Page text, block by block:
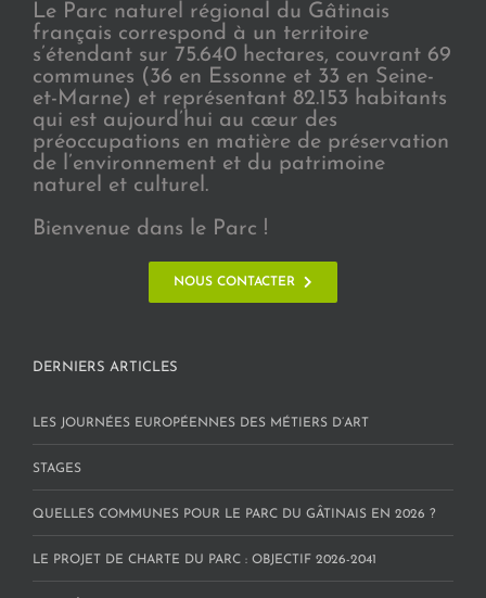
Le Parc naturel régional du Gâtinais
français correspond à un territoire
s’étendant sur 75.640 hectares, couvrant 69
communes (36 en Essonne et 33 en Seine-
et-Marne) et représentant 82.153 habitants
qui est aujourd’hui au cœur des
préoccupations en matière de préservation
de l’environnement et du patrimoine
naturel et culturel.
Bienvenue dans le Parc !
NOUS CONTACTER
DERNIERS ARTICLES
LES JOURNÉES EUROPÉENNES DES MÉTIERS D’ART
STAGES
QUELLES COMMUNES POUR LE PARC DU GÂTINAIS EN 2026 ?
LE PROJET DE CHARTE DU PARC : OBJECTIF 2026-2041